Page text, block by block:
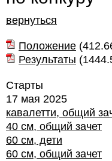
вернуться
Положение (
Результаты (
Старты
17 мая 2025
кавалетти, общий
40 см, общий зачет
60 см, дети
60 см, общий зачет